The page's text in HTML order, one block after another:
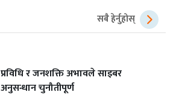
सबै हेर्नुहोस्
प्रविधि र जनशक्ति अभावले साइबर
अनुसन्धान चुनौतीपूर्ण